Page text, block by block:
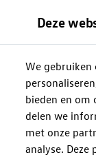
Deze
We
bieden en om
delen we
met onze
analyse. Deze